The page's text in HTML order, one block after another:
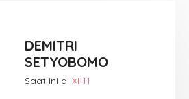
DEMITRI
SETYOBOMO
Saat ini di XI-11